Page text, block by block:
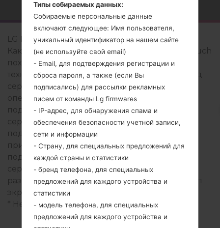
LG Franklin Touch
Как правило, устройства серии LG Franklin Touch
похожи по внешнему виду и имеют общие
технические характеристики. Модельный ряд
серии LG Franklin Touch работает на базе - - с -
оперативной памяти. Внутреняя память - и
поддерживает MicroSD, до 16 GB. Устройства
серии LG Franklin Touch имеют - и
поддерживают Bluetooth Есть, также
присутствует технология GPS -. USB-порт
поддерживает USB 2.0, а также -. В данной
серии используется дисплей 3.0 in с
разрешением 240 x 400 пикселей (155 ppi), тип
экрана AMOLED.
* Некоторые данные могут отличаться.
Типы собираемых данных:
Собираемые персональные данные
включают следующее: Имя пользователя,
уникальный идентификатор на нашем сайте
(не используйте свой email)
- Email, для подтверждения регистрации и
сброса пароля, а также (если Вы
подписались) для рассылки рекламных
писем от команды Lg firmwares
- IP-адрес, для обнаружения спама и
обеспечения безопасности учетной записи,
сети и информации
- Страну, для специальных предложений для
каждой страны и статистики
- бренд телефона, для специальных
предложений для каждого устройства и
статистики
- модель телефона, для специальных
предложений для каждого устройства и